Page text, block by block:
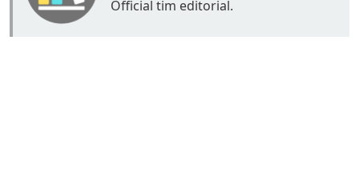
Official tim editorial.